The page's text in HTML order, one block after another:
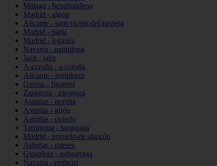
Málaga - benalmádena
Madrid - algete
Alicante - sant-vicent-del-raspeig
Madrid - parla
Madrid - leganés
Navarra - pamplona
Jaén - jaén
A-coruña - a-coruña
Alicante - benidorm
Girona - figueres
Zaragoza - zaragoza
Asturias - noreña
Asturias - gijón
Asturias - oviedo
Tarragona - tarragona
Madrid - pozuelo-de-alarcón
Asturias - mieres
Gipuzkoa - astigarraga
Navarra - erriberri